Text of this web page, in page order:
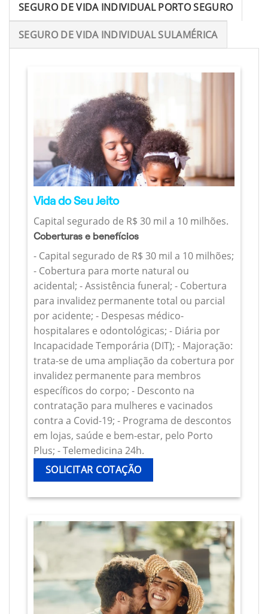
SEGURO DE VIDA INDIVIDUAL PORTO SEGURO
SEGURO DE VIDA INDIVIDUAL SULAMÉRICA
Vida do Seu Jeito
Capital segurado de R$ 30 mil a 10 milhões.
Coberturas e benefícios
- Capital segurado de R$ 30 mil a 10 milhões;
- Cobertura para morte natural ou
acidental; - Assistência funeral; - Cobertura
para invalidez permanente total ou parcial
por acidente; - Despesas médico-
hospitalares e odontológicas; - Diária por
Incapacidade Temporária (DIT); - Majoração:
trata-se de uma ampliação da cobertura por
invalidez permanente para membros
específicos do corpo; - Desconto na
contratação para mulheres e vacinados
contra a Covid-19; - Programa de descontos
em lojas, saúde e bem-estar, pelo Porto
Plus; - Telemedicina 24h.
SOLICITAR COTAÇÃO